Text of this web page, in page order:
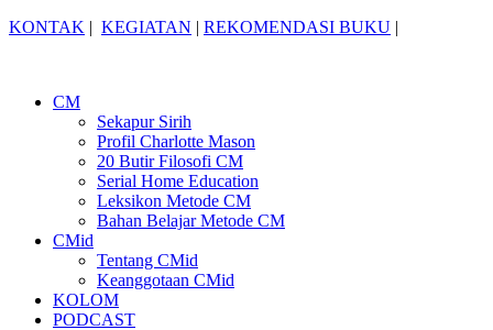
KONTAK | KEGIATAN | REKOMENDASI BUKU |
CM
Sekapur Sirih
Profil Charlotte Mason
20 Butir Filosofi CM
Serial Home Education
Leksikon Metode CM
Bahan Belajar Metode CM
CMid
Tentang CMid
Keanggotaan CMid
KOLOM
PODCAST